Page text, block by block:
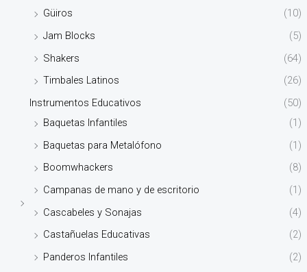
Güiros
(10)
Jam Blocks
(5)
Shakers
(64)
Timbales Latinos
(26)
Instrumentos Educativos
(50)
Baquetas Infantiles
(1)
Baquetas para Metalófono
(1)
Boomwhackers
(8)
Campanas de mano y de escritorio
(1)
Cascabeles y Sonajas
(4)
Castañuelas Educativas
(2)
Panderos Infantiles
(2)